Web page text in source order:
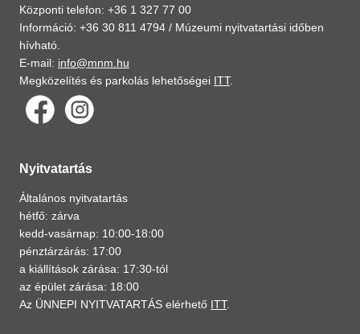
Központi telefon: +36 1 327 77 00
Információ: +36 30 811 4794 / Múzeumi nyitvatartási időben
hívható.
E-mail: info@mnm.hu
Megközelítés és parkolás lehetőségei ITT.
Nyitvatartás
Általános nyitvatartás
hétfő: zárva
kedd-vasárnap: 10:00-18:00
pénztárzárás: 17:00
a kiállítások zárása: 17:30-tól
az épület zárása: 18:00
Az ÜNNEPI NYITVATARTÁS elérhető ITT.